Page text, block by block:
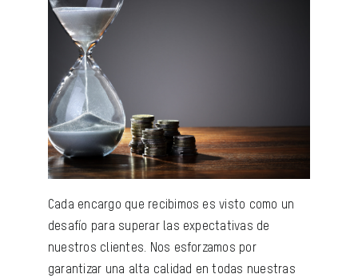
Cada encargo que recibimos es visto como un
desafío para superar las expectativas de
nuestros clientes. Nos esforzamos por
garantizar una alta calidad en todas nuestras